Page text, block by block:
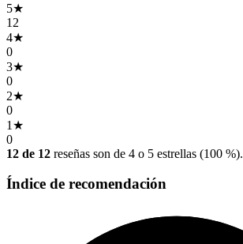
5★
12
4★
0
3★
0
2★
0
1 ★
0
12 de 12 reseñas son de 4 o 5 estrellas (100 %).
Índice de recomendación